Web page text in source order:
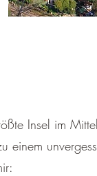
Insel im
einem